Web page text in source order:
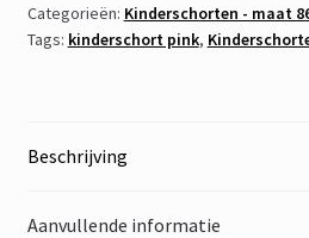
Categorieën: Kinderschorten - maat
Tags: kinderschort pink,
Beschrijving
Aanvullende informatie